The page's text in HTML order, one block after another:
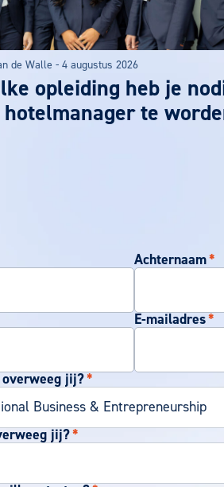
de Walle - 4 augustus 2026
opleiding heb je
hotelmanager te
Achternaam*
E-mailadres*
jij?*
jij?*